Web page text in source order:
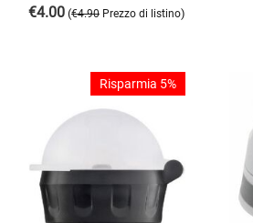
€4.00 (€4.90 Prezzo di listino)
Risparmia 5%